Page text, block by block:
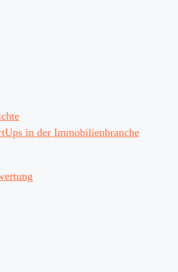
in der Immobilienbranche